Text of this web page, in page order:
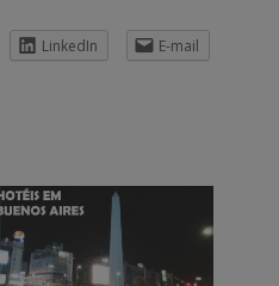
LinkedIn
E-mail